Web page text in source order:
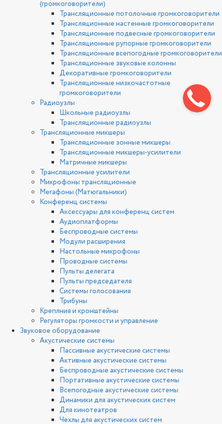
(громкоговорители)
Трансляционные потолочные громкоговорители
Трансляционные настенные громкоговорители
Трансляционные подвесные громкоговорители
Трансляционные рупорные громкоговорители
Трансляционные всепогодные громкоговорители
Трансляционные звуковые колонны
Декоративные громкоговорители
Трансляционные низкочастотные
громкоговорители
Радиоузлы
Школьные радиоузлы
Трансляционные радиоузлы
Трансляционные микшеры
Трансляционные зонные микшеры
Трансляционные микшеры-усилители
Матричные микшеры
Трансляционные усилители
Микрофоны трансляционные
Мегафоны (Матюгальники)
Конференц системы
Аксессуары для конференц систем
Аудиоплатформы
Беспроводные системы
Модули расширения
Настольные микрофоны
Проводные системы
Пульты делегата
Пульты председателя
Системы голосования
Трибуны
Креплния и кронштейны
Регуляторы громкости и управление
Звуковое оборудование
Акустические системы
Пассивные акустические системы
Активные акустические системы
Беспроводные акустические системы
Портативные акустические системы
Всепогодные акустические системы
Динамики для акустических систем
Для кинотеатров
Чехлы для акустических систем